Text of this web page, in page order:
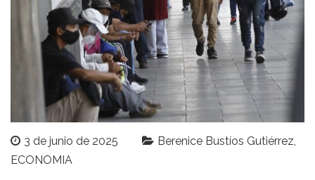
3 de junio de 2025
Berenice Bustíos Gutiérrez
ECONOMIA